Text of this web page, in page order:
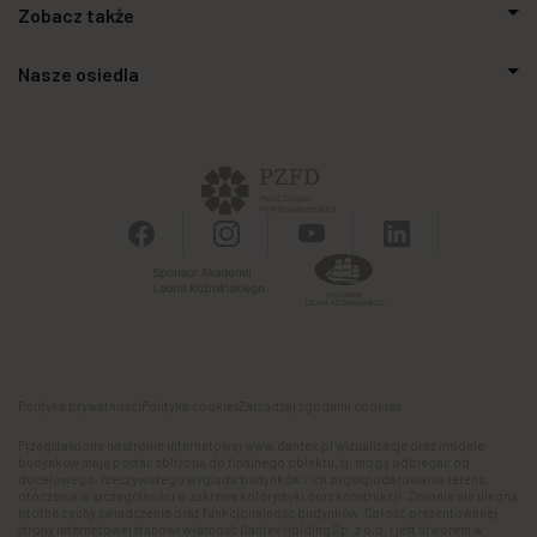
Relacje inwestorskie
Biuro prasowe
Zobacz także
Zakupimy grunty
Nasze osiedla